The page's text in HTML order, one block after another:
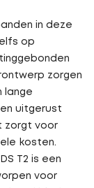
in deze
op
zorgen
lange
uitgerust
zorgt voor
kosten.
T2 is een
voor